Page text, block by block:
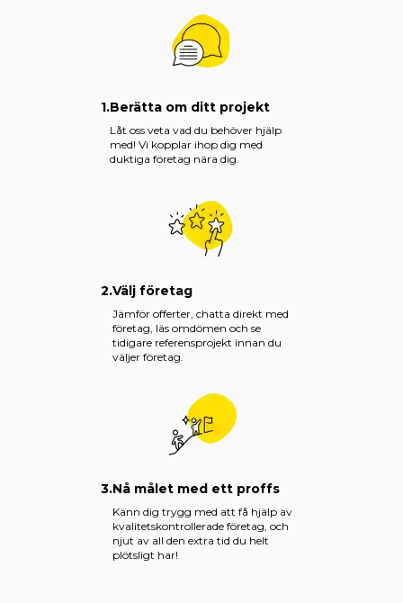
1.Berätta om ditt projekt
Låt oss veta vad du behöver hjälp
med! Vi kopplar ihop dig med
duktiga företag nära dig.
2.Välj företag
Jämför offerter, chatta direkt med
företag, läs omdömen och se
tidigare referensprojekt innan du
väljer företag.
3.Nå målet med ett proffs
Känn dig trygg med att få hjälp av
kvalitetskontrollerade företag, och
njut av all den extra tid du helt
plötsligt har!